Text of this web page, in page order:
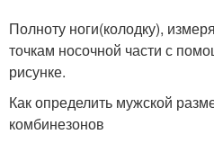
Полноту ноги(колодку),
точкам носочной части с
рисунке.
Как определить мужской
комбинезонов